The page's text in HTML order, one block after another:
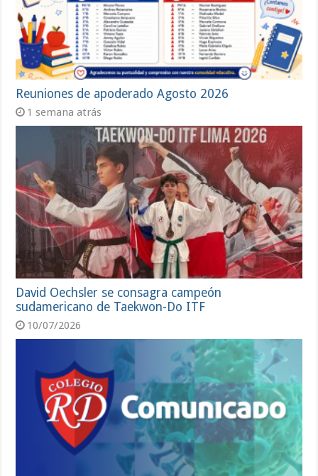
Reuniones de apoderado Agosto 2026
1 semana atrás
David Oechsler se consagra campeón
sudamericano de Taekwon-Do ITF
10/07/2026